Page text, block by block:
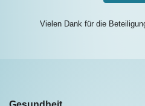
Vielen Dank für die